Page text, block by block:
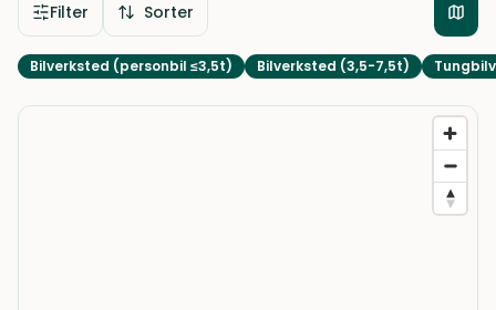
Filter Sorter
Bilverksted (personbil ≤3,5t) Bilverksted (3,5-7,5t)